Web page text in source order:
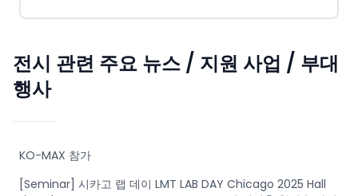
전시 관련 주요 뉴스 / 지원 사업 / 부대
행사
KO-MAX 참가
[Seminar] 시카고 랩 데이 LMT LAB DAY Chicago 2025 Hall